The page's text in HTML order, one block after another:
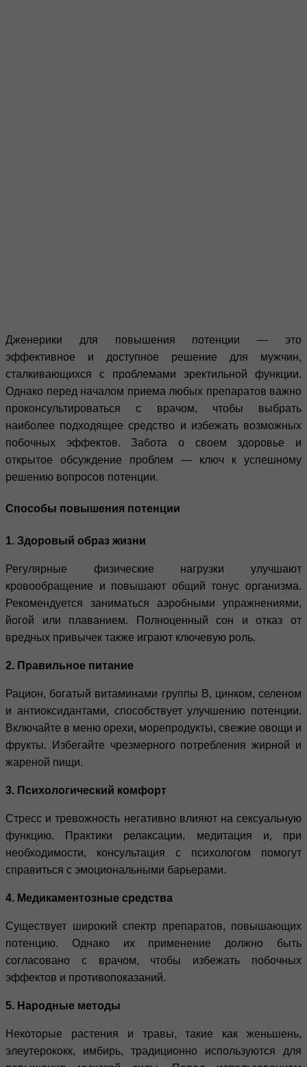
Дженерики для повышения потенции — это
эффективное и доступное решение для мужчин,
сталкивающихся с проблемами эректильной функции.
Однако перед началом приема любых препаратов важно
проконсультироваться с врачом, чтобы выбрать
наиболее подходящее средство и избежать возможных
побочных эффектов. Забота о своем здоровье и
открытое обсуждение проблем — ключ к успешному
решению вопросов потенции.
Способы повышения потенции
1. Здоровый образ жизни
Регулярные физические нагрузки улучшают
кровообращение и повышают общий тонус организма.
Рекомендуется заниматься аэробными упражнениями,
йогой или плаванием. Полноценный сон и отказ от
вредных привычек также играют ключевую роль.
2. Правильное питание
Рацион, богатый витаминами группы В, цинком, селеном
и антиоксидантами, способствует улучшению потенции.
Включайте в меню орехи, морепродукты, свежие овощи и
фрукты. Избегайте чрезмерного потребления жирной и
жареной пищи.
3. Психологический комфорт
Стресс и тревожность негативно влияют на сексуальную
функцию. Практики релаксации, медитация и, при
необходимости, консультация с психологом помогут
справиться с эмоциональными барьерами.
4. Медикаментозные средства
Существует широкий спектр препаратов, повышающих
потенцию. Однако их применение должно быть
согласовано с врачом, чтобы избежать побочных
эффектов и противопоказаний.
5. Народные методы
Некоторые растения и травы, такие как женьшень,
элеутерококк, имбирь, традиционно используются для